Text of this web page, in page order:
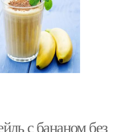
с бананом без